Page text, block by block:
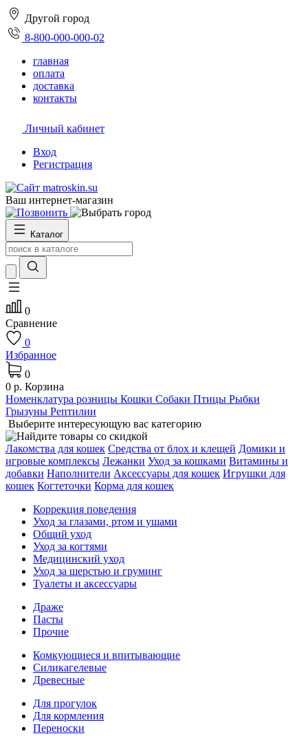
Другой город
8-800-000-000-02
главная
оплата
доставка
контакты
Личный кабинет
Вход
Регистрация
Ваш интернет-магазин
Каталог
0
Сравнение
0
Избранное
0
0 р. Корзина
Номенклатура розницы Кошки Собаки Птицы Рыбки
Грызуны Рептилии
Выберите интересующую вас категорию
Лакомства для кошек Средства от блох и клещей Домики и
игровые комплексы Лежaнки Уход за кошками Витамины и
добавки Наполнители Аксессуары для кошек Игрушки для
кошек Когтеточки Корма для кошек
Коррекция поведения
Уход за глазами, ртом и ушами
Общий уход
Уход за когтями
Медицинский уход
Уход за шерстью и груминг
Туалеты и аксессуары
Драже
Пасты
Прочие
Комкующиеся и впитывающие
Силикагелевые
Древесные
Для прогулок
Для кормления
Переноски